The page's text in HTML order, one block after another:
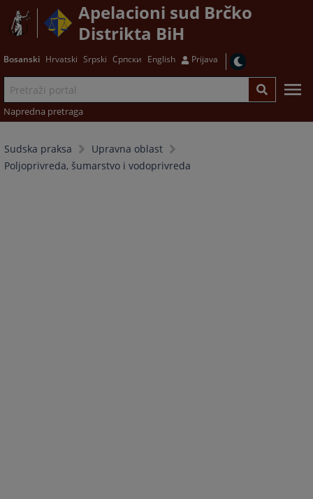
Apelacioni sud Brčko
Distrikta BiH
Bosanski Hrvatski Srpski Српски English Prijava
Napredna pretraga
Sudska praksa
Upravna oblast
Poljoprivreda, šumarstvo i vodoprivreda